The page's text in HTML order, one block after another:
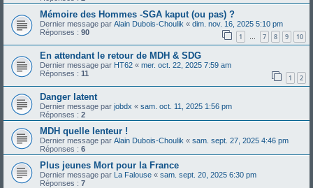
Mémoire des Hommes -SGA kaput (ou pas) ?
Dernier message par Alain Dubois-Choulik « dim. nov. 16, 2025 5:10 pm
Réponses : 90 1 … 7 8 9 10
En attendant le retour de MDH & SDG
Dernier message par HT62 « mer. oct. 22, 2025 7:59 am
Réponses : 11 1 2
Danger latent
Dernier message par jobdx « sam. oct. 11, 2025 1:56 pm
Réponses : 2
MDH quelle lenteur !
Dernier message par Alain Dubois-Choulik « sam. sept. 27, 2025 4:46 pm
Réponses : 6
Plus jeunes Mort pour la France
Dernier message par La Falouse « sam. sept. 20, 2025 6:30 pm
Réponses : 7